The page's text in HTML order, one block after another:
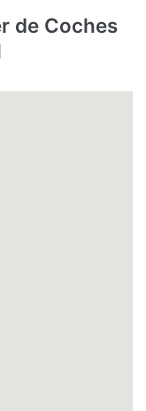
de Coches